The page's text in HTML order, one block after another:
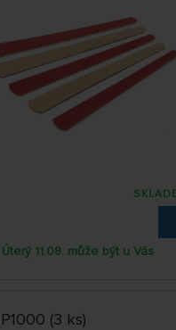
Úterý 11.08. může být u Vás
(3 ks)